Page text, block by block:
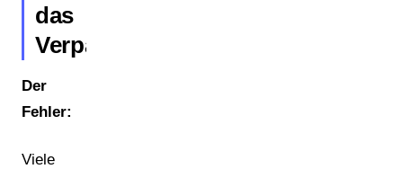
das
Verpackungsportfolio
Der
Fehler:
Viele